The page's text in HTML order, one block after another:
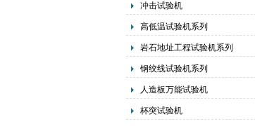
冲击试验机
高低温试验机系列
岩石地址工程试验机系列
钢绞线试验机系列
人造板万能试验机
杯突试验机